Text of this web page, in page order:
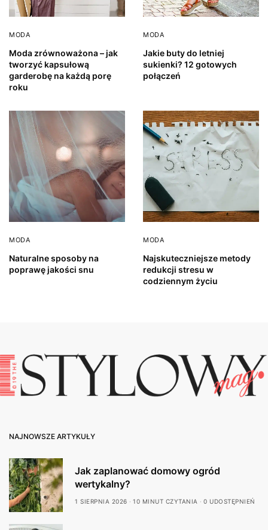
MODA
Moda zrównoważona – jak
tworzyć kapsułową
garderobę na każdą porę
roku
MODA
Jakie buty do letniej
sukienki? 12 gotowych
połączeń
MODA
Naturalne sposoby na
poprawę jakości snu
MODA
Najskuteczniejsze metody
redukcji stresu w
codziennym życiu
NAJNOWSZE ARTYKUŁY
Jak zaplanować domowy ogród
wertykalny?
1 SIERPNIA 2026 10 MINUT CZYTANIA 0 UDOSTĘPNIEŃ